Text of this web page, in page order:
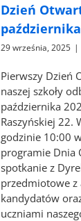
Dzień
października
29 września, 2025 |
Pierwszy Dzień
naszej szkoły
października
Raszyńskiej 22.
godzinie 10:00
programie Dnia
spotkanie z
przedmiotowe
kandydatów
uczniami